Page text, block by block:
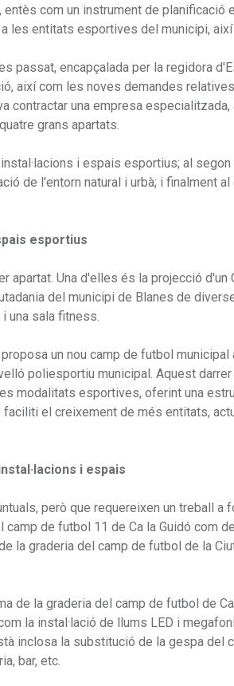
com un instrument de
les entitats esportives del municipi,
passat, encapçalada per la regidora
així com les noves demandes
contractar una empresa
grans apartats.
i espais esportius; al
de l'entorn natural i urbà; i finalment
esportius
apartat. Una d'elles és la projecció
del municipi de Blanes de
una sala fitness.
un nou camp de futbol
poliesportiu municipal. Aquest
modalitats esportives, oferint una
el creixement de més entitats,
i espais
però que requereixen un treball
de futbol 11 de Ca la Guidó com
la graderia del camp de futbol de la
de la graderia del camp de futbol de
la instal·lació de llums LED i
inclosa la substitució de la gespa
bar, etc.